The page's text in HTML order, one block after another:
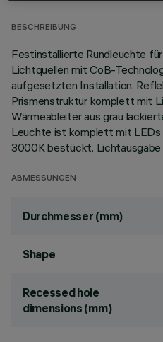
BESCHREIBUNG
Festinstallierte Rundleuchte
Lichtquellen mit CoB-
aufgesetzten Installation.
Prismenstruktur komplett mit
Wärmeableiter aus grau
Leuchte ist komplett mit LEDs
3000K bestückt. Lichtausgabe
ABMESSUNGEN
Durchmesser (mm)
Shape
Recessed hole
dimensions (mm)